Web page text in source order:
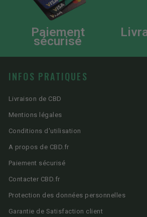
Paiement
sécurisé
INFOS PRATIQUES
Livraison de CBD
Mentions légales
Conditions d'utilisation
A propos de CBD.fr
Paiement sécurisé
Contacter CBD.fr
Protection des données personnelles
Garantie de Satisfaction client